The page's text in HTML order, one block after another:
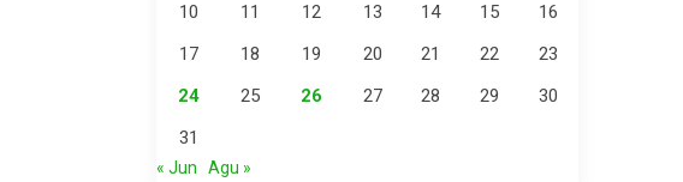
10
11 12 13 14 15
16
17
18 19 20 21 22
23
24
25 26 27 28 29
30
31
« Jun Agu »